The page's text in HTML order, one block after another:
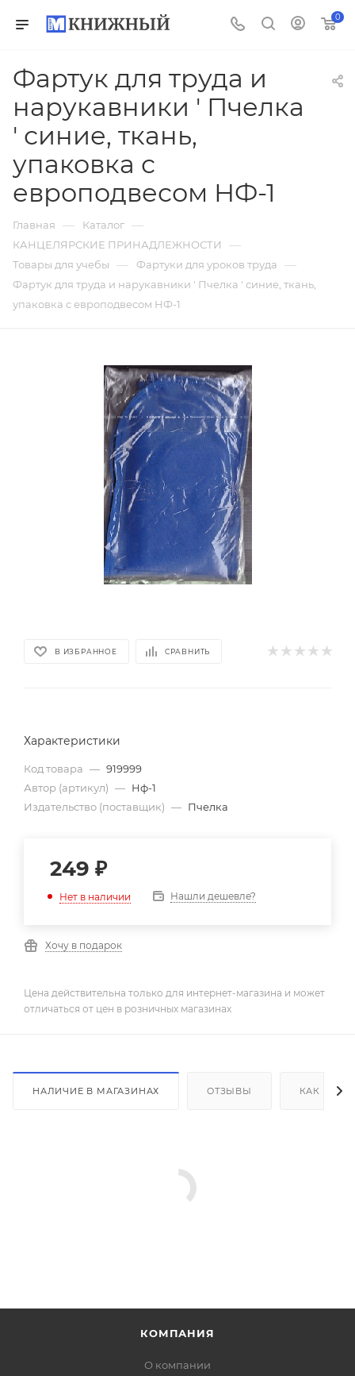
0
Фартук для труда и
нарукавники ' Пчелка
' синие, ткань,
упаковка с
европодвесом НФ-1
Главная — Каталог —
КАНЦЕЛЯРСКИЕ ПРИНАДЛЕЖНОСТИ —
Товары для учебы — Фартуки для уроков труда —
Фартук для труда и нарукавники ' Пчелка ' синие, ткань,
упаковка с европодвесом НФ-1
В ИЗБРАННОЕ СРАВНИТЬ
Характеристики
Код товара — 919999
Автор (артикул) — Нф-1
Издательство (поставщик) — Пчелка
249 ₽
Нет в наличии Нашли дешевле?
Хочу в подарок
Цена действительна только для интернет-магазина и может
отличаться от цен в розничных магазинах
НАЛИЧИЕ В МАГАЗИНАХ ОТЗЫВЫ КАК
КОМПАНИЯ
О компании